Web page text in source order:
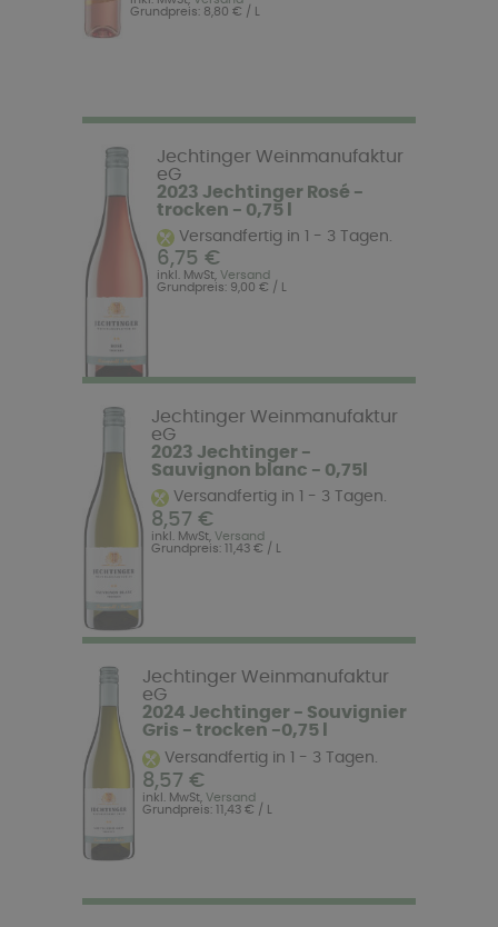
Grundpreis: 8,80 € / L
Jechtinger Weinmanufaktur
eG
2023 Jechtinger Rosé -
trocken - 0,75 l
Versandfertig in 1 - 3 Tagen.
6,75 €
inkl. MwSt,Versand
Grundpreis: 9,00 € / L
Jechtinger Weinmanufaktur
eG
2023 Jechtinger -
Sauvignon blanc - 0,75l
Versandfertig in 1 - 3 Tagen.
8,57 €
inkl. MwSt, Versand
Grundpreis: 11,43 € / L
Jechtinger Weinmanufaktur
eG
2024 Jechtinger - Souvignier
Gris - trocken -0,75 l
Versandfertig in 1 - 3 Tagen.
8,57 €
inkl. MwSt, Versand
Grundpreis: 11,43 € / L